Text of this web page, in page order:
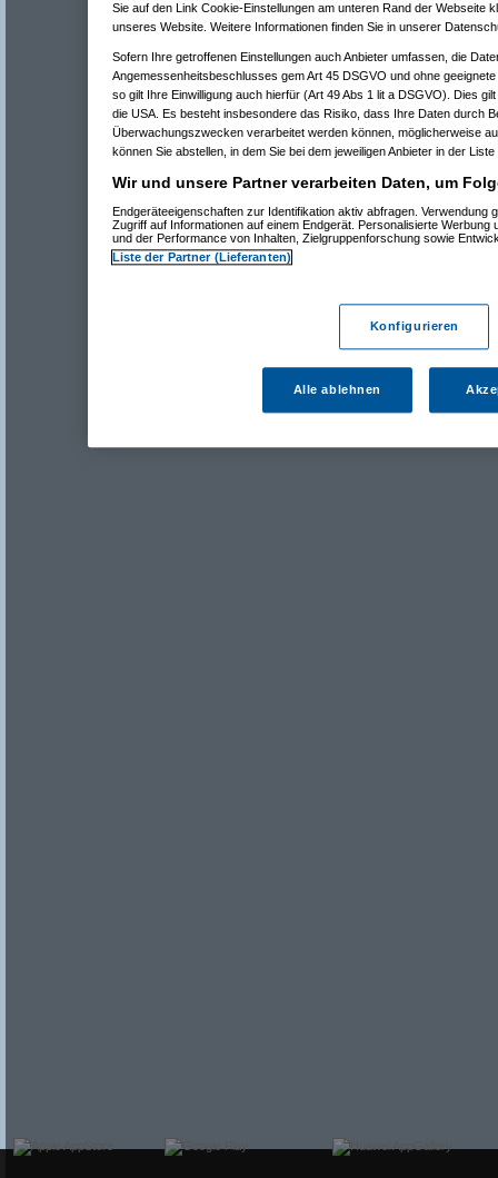
Sie auf den Link Cookie-Einstellungen am unteren Rand der Webseite
unseres Website. Weitere Informationen finden Sie in unserer
Sofern Ihre getroffenen Einstellungen auch Anbieter umfassen, die
Angemessenheitsbeschlusses gem Art 45 DSGVO und ohne
so gilt Ihre Einwilligung auch hierfür (Art 49 Abs 1 lit a DSGVO). Dies
die USA. Es besteht insbesondere das Risiko, dass Ihre Daten durch
Überwachungszwecken verarbeitet werden können, möglicherweise
können Sie abstellen, in dem Sie bei dem jeweiligen Anbieter in der
Wir und unsere Partner verarbeiten Daten, um
Endgeräteeigenschaften zur Identifikation aktiv abfragen. Verwendung
Zugriff auf Informationen auf einem Endgerät. Personalisierte Werbung
und der Performance von Inhalten, Zielgruppenforschung sowie
Liste der Partner (Lieferanten)
Konfigurieren
Alle ablehnen